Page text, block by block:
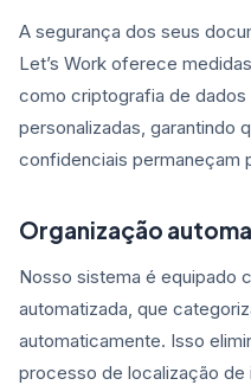
A segurança dos seus
Let’s Work oferece
como criptografia de
personalizadas, garantindo
confidenciais permaneçam
Organização
Nosso sistema é equipado
automatizada, que
automaticamente. Isso
processo de localização de